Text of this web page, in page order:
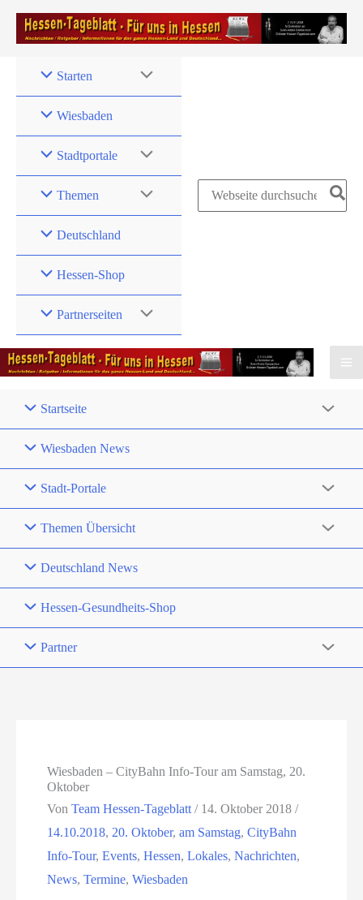
Zum
Inhalt
Starten
Wiesbaden
Stadtportale
Themen
Deutschland
Hessen-Shop
Partnerseiten
Search
Startseite
Wiesbaden News
Stadt-Portale
Themen Übersicht
Deutschland News
Hessen-Gesundheits-Shop
Partner
Wiesbaden – CityBahn Info-Tour am Samstag, 20.
Oktober
VonTeam Hessen-Tageblatt/ 14. Oktober 2018/
14.10.2018, 20. Oktober,am Samstag,CityBahn
Info-Tour,Events,Hessen,Lokales,Nachrichten,
News,Termine,Wiesbaden